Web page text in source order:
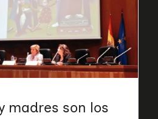
madres son los